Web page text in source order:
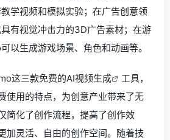
学视频和模拟实验；在广告创意领
有视觉冲击力的3D广告素材；在游
以生成游戏场景、角色和动画等。
这三款免费的AI视频生成
工具，
使用的特点，为创意产业带来了无
简化了创作流程，提高了创作效
加灵活、自由的创作空间。随着技